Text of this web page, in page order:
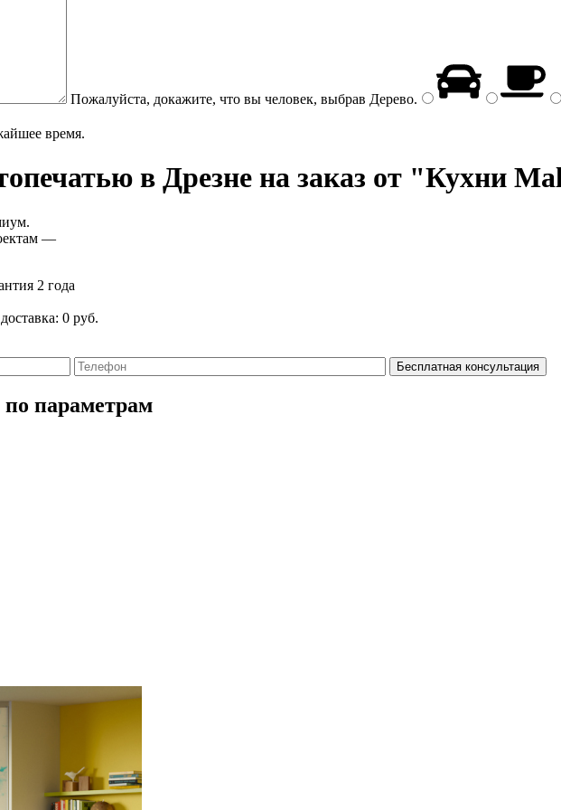
Пожалуйста, докажите, что вы человек, выбрав Дерево.
время.
в Дрезне на заказ от "Кухни
—
2 года
0 руб.
параметрам